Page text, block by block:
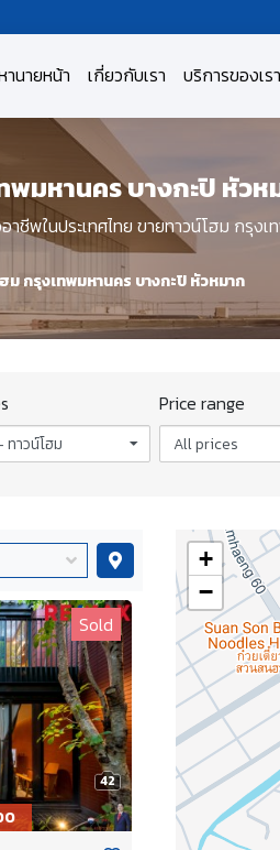
านายหน้า เกี่ยวกับเรา บริการของเรา
พมหานคร บางกะปิ หัวห
ชีพในประเทศไทย ขายทาวน์โฮม กรุง
ม กรุงเทพมหานคร บางกะปิ หัวหมาก
Sale - ทาวน์โฮม
Price range
All prices
42
Sold
+
−